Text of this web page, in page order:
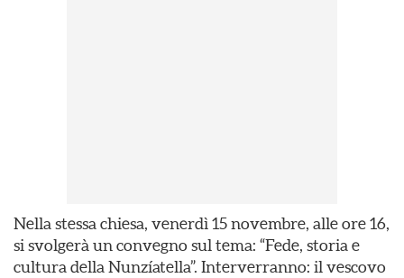
Nella stessa chiesa, venerdì 15 novembre, alle ore 16,
si svolgerà un convegno sul tema: “Fede, storia e
cultura della Nunzíatella”. Interverranno: il vescovo